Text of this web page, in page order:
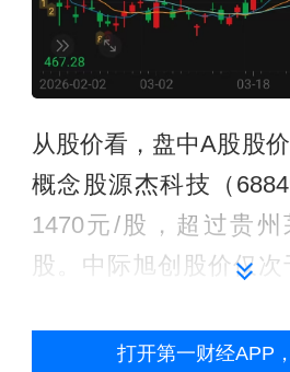
从股价看，盘中A股股
概念股源杰科技（
1470元/股，超过贵州
股。中际旭创股价仅
打开第一财经APP